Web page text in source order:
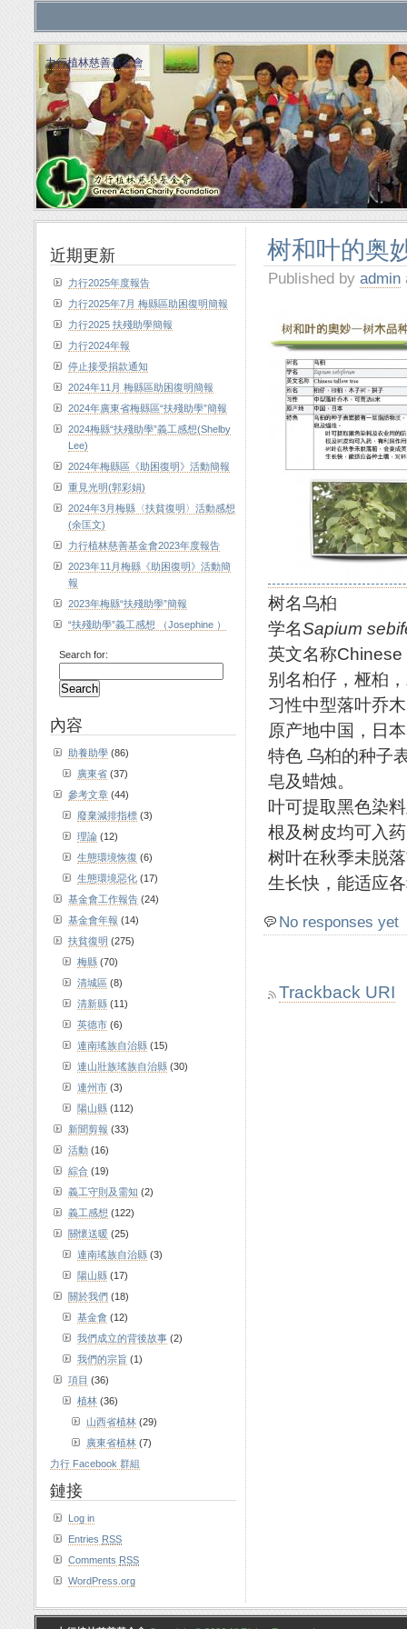
力行植林慈善基金會
树和叶的奥
Published by admin
树名乌桕
学名Sapium
英文名称Chinese
别名桕仔，桠桕
习性中型落叶乔
原产地中国，日本
特色 乌桕的种子
皂及蜡烛。
叶可提取黑色染
根及树皮均可入
树叶在秋季未脱
生长快，能适应
No responses yet
Trackback URI
近期更新
力行2025年度報告
力行2025年7月 梅縣區助困復明簡報
力行2025 扶殘助學簡報
力行2024年報
停止接受捐款通知
2024年11月 梅縣區助困復明簡報
2024年廣東省梅縣區“扶殘助學”簡報
2024梅縣“扶殘助學”義工感想(Shelby
Lee)
2024年梅縣區《助困復明》活動簡報
重見光明(郭彩娟)
2024年3月梅縣〈扶貧復明〉活動感想
(余匡文)
力行植林慈善基金會2023年度報告
2023年11月梅縣《助困復明》活動簡
報
2023年梅縣“扶殘助學”簡報
“扶殘助學”義工感想 （Josephine ）
Search for:
內容
助養助學 (86)
廣東省 (37)
參考文章 (44)
廢棄減排指標 (3)
理論 (12)
生態環境恢復 (6)
生態環境惡化 (17)
基金會工作報告 (24)
基金會年報 (14)
扶貧復明 (275)
梅縣 (70)
清城區 (8)
清新縣 (11)
英德市 (6)
連南瑤族自治縣 (15)
連山壯族瑤族自治縣 (30)
連州市 (3)
陽山縣 (112)
新聞剪報 (33)
活動 (16)
綜合 (19)
義工守則及需知 (2)
義工感想 (122)
關懷送暖 (25)
連南瑤族自治縣 (3)
陽山縣 (17)
關於我們 (18)
基金會 (12)
我們成立的背後故事 (2)
我們的宗旨 (1)
項目 (36)
植林 (36)
山西省植林 (29)
廣東省植林 (7)
力行 Facebook 群組
鏈接
Log in
Entries RSS
Comments RSS
WordPress.org